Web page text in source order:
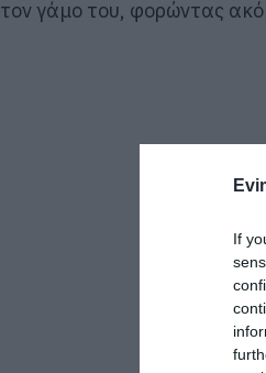
If
τον γάμο του, φορώντας